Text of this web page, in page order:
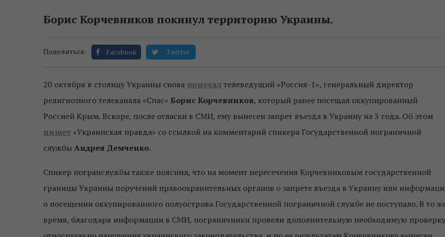
Борис Корчевников покинул территорию Украины.
Поделиться: Facebook Twitter
20 октября в столицу Украины снова приехал телеведущий «Россия-1», генеральный директор
религиозного телеканала «Спас» Борис Корчевников, который ранее посещал оккупированный
Россией Крым. Вскоре, после огласки в СМИ, ему вынесен запрет въезда в Украину на 3 года. Об этом
пишет «Украинская правда» со ссылкой на комментарий спикера Государственной пограничной
службыАндрея Демченко.
Спикер погранслужбы также пояснил, что на момент пересечения Корчевниковым государственной
границы Украины поручений правоохранительных органов о запрете въезда в Украину или
о посещении оккупированного полуострова Государственной пограничной службе не поступало. В то
время, благодаря информации в СМИ, пограничники провели дополнительную необходимую проверку